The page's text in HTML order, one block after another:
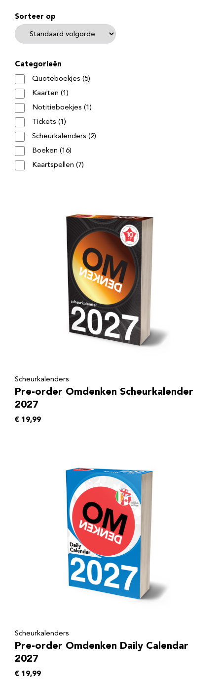
Sorteer op
Categorieën
Quoteboekjes (5)
Kaarten (1)
Notitieboekjes (1)
Tickets (1)
Scheurkalenders (2)
Boeken (16)
Kaartspellen (7)
Scheurkalenders
Pre-order Omdenken Scheurkalender
2027
€ 19,99
Scheurkalenders
Pre-order Omdenken Daily Calendar
2027
€ 19,99